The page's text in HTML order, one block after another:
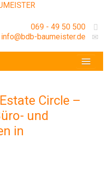
069 - 49 50 500
info@bdb-baumeister.de
Circle –
und
in